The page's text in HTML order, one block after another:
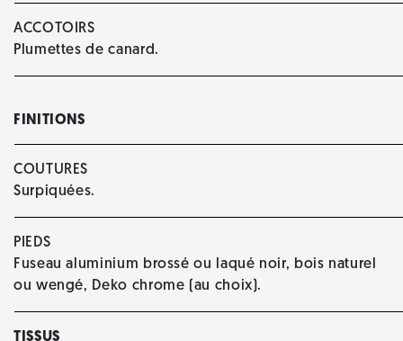
ACCOTOIRS
Plumettes de canard.
FINITIONS
COUTURES
Surpiquées.
PIEDS
Fuseau aluminium brossé ou laqué noir, bois naturel
ou wengé, Deko chrome (au choix).
TISSUS